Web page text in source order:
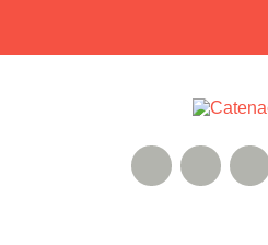
Xing
RSS Feed